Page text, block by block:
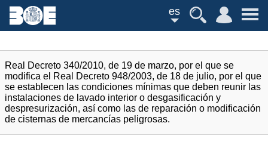
es
Real Decreto 340/2010, de 19 de marzo, por el que se
modifica el Real Decreto 948/2003, de 18 de julio, por el que
se establecen las condiciones mínimas que deben reunir las
instalaciones de lavado interior o desgasificación y
despresurización, así como las de reparación o modificación
de cisternas de mercancías peligrosas.